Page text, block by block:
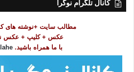
کانال تلگرام نوگرا
مطالب سایت +نوشته های
عکس + کلیپ + عکس
با ما همراه باشید.